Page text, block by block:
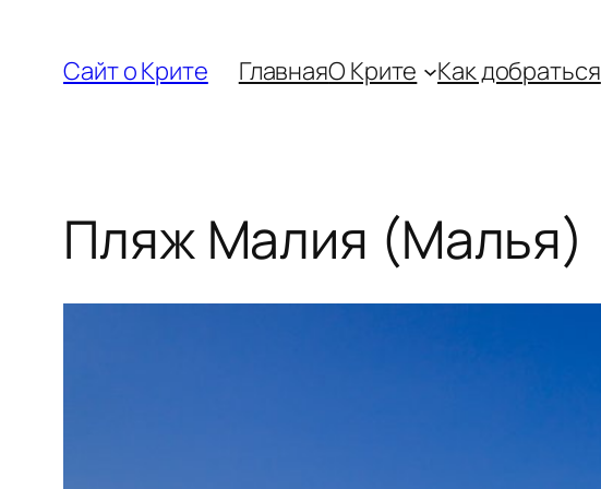
содержимому
Сайт о Крите ГлавнаяО Крите Как добраться
Пляж Малия (Малья)